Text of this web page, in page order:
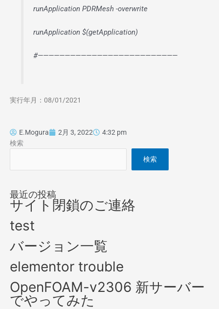
runApplication PDRMesh -overwrite
runApplication $(getApplication)
#——————————————————————————
実行年月：08/01/2021
E.Mogura 2月 3, 2022
4:32 pm
検索
検索
最近の投稿
サイト閉鎖のご連絡
test
バージョン一覧
elementor trouble
OpenFOAM-v2306 新サーバー
でやってみた